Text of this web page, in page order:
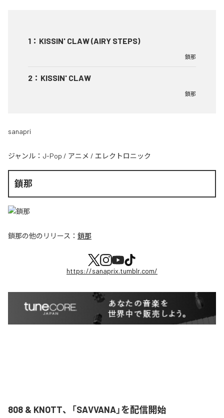
1 ： KISSIN' CLAW (AIRY STEPS)
鎖那
2 ： KISSIN' CLAW
鎖那
sanapri
ジャンル： J-Pop / アニメ / エレクトロニック
鎖那
鎖那の他のリリース： 鎖那
https://sanaprix.tumblr.com/
808 & KNOTT、「SAVVANA」を配信開始